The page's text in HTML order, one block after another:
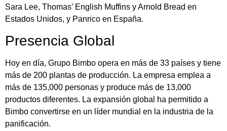
Sara Lee, Thomas’ English Muffins y Arnold Bread en
Estados Unidos, y Panrico en España.
Presencia Global
Hoy en día, Grupo Bimbo opera en más de 33 países y tiene
más de 200 plantas de producción. La empresa emplea a
más de 135,000 personas y produce más de 13,000
productos diferentes. La expansión global ha permitido a
Bimbo convertirse en un líder mundial en la industria de la
panificación.